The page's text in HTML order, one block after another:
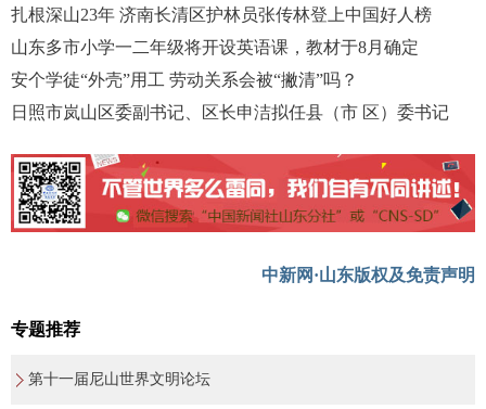
扎根深山23年 济南长清区护林员张传林登上中国好人榜
山东多市小学一二年级将开设英语课，教材于8月确定
安个学徒“外壳”用工 劳动关系会被“撇清”吗？
日照市岚山区委副书记、区长申洁拟任县（市 区）委书记
中新网·山东版权及免责声明
专题推荐
第十一届尼山世界文明论坛